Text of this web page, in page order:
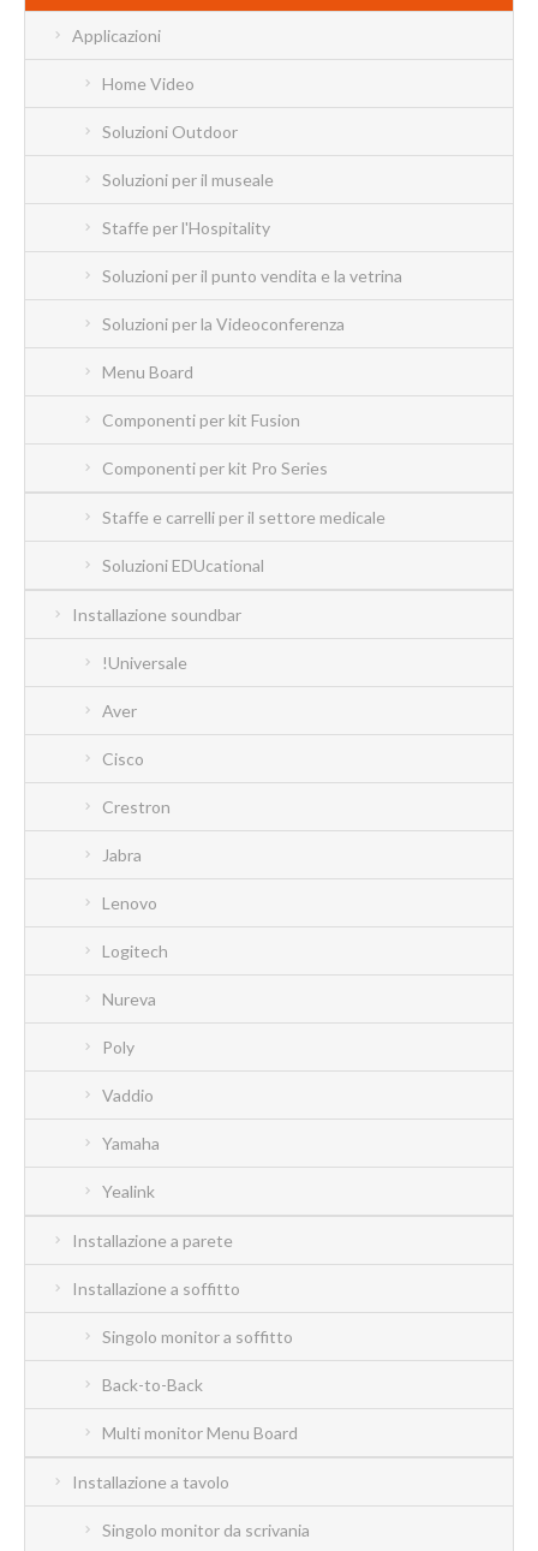
Applicazioni
Home Video
Soluzioni Outdoor
Soluzioni per il museale
Staffe per l'Hospitality
Soluzioni per il punto vendita e la vetrina
Soluzioni per la Videoconferenza
Menu Board
Componenti per kit Fusion
Componenti per kit Pro Series
Staffe e carrelli per il settore medicale
Soluzioni EDUcational
Installazione soundbar
!Universale
Aver
Cisco
Crestron
Jabra
Lenovo
Logitech
Nureva
Poly
Vaddio
Yamaha
Yealink
Installazione a parete
Installazione a soffitto
Singolo monitor a soffitto
Back-to-Back
Multi monitor Menu Board
Installazione a tavolo
Singolo monitor da scrivania